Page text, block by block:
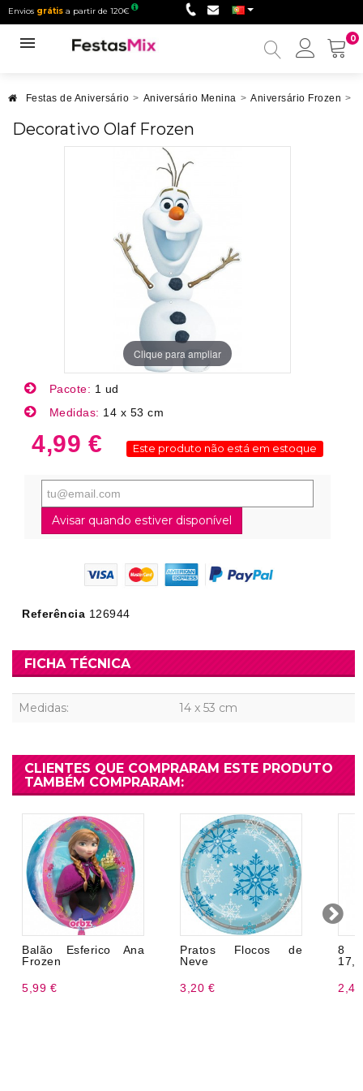
Envios grátis a partir de 120€
0
Minha
Festas de Aniversário > Aniversário Menina > Aniversário Frozen >
Decorativo Olaf Frozen
Clique para ampliar
Pacote: 1 ud
Medidas: 14 x 53 cm
4,99 € Este produto não está em estoque
Avisar quando estiver disponível
Referência 126944
FICHA TÉCNICA
Medidas: 14 x 53 cm
CLIENTES QUE COMPRARAM ESTE PRODUTO
TAMBÉM COMPRARAM:
Balão Esferico Ana
Frozen
5,99 €
Pratos Flocos de
Neve
3,20 €
8